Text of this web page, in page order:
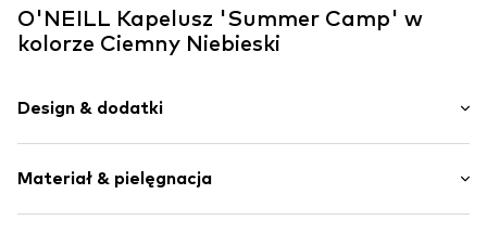
O'NEILL Kapelusz 'Summer Camp' w
kolorze Ciemny Niebieski
Design & dodatki
Bawełna
Regulowana długość
Materiał & pielęgnacja